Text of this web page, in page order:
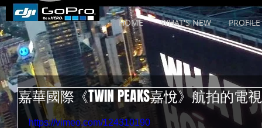
HOME WHAT'S NEW PROFILE
嘉華國際《TWIN PEAKS嘉悅》航拍的電
https://vimeo.com/124310190